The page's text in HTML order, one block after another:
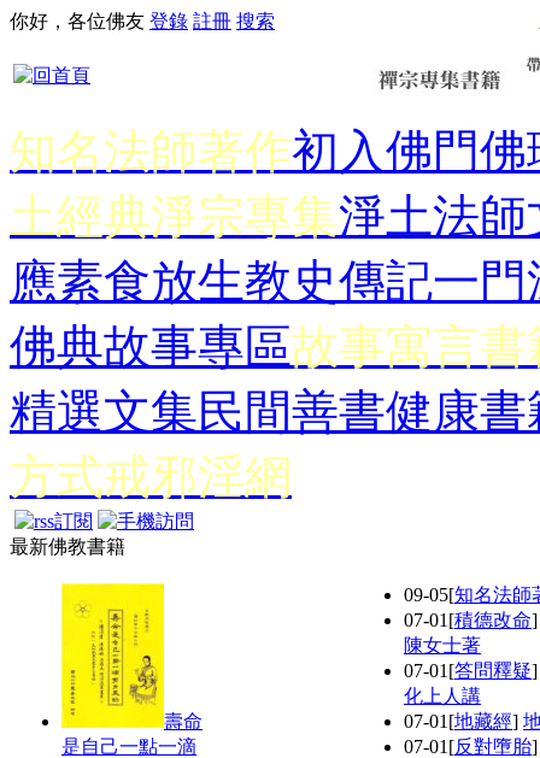
你好，各位佛友 登錄 註冊 搜索
知名法師著作初入佛門佛
土經典淨宗專集淨土法師
應素食放生教史傳記一門
佛典故事專區故事寓言書
精選文集民間善書健康書
方式戒邪淫網
最新佛教書籍
壽命
是自己一點一滴
09-05[知名法師
07-01 [積德改命
陳女士著
07-01 [答問釋疑
化上人講
07-01 [地藏經]
07-01 [反對墮胎